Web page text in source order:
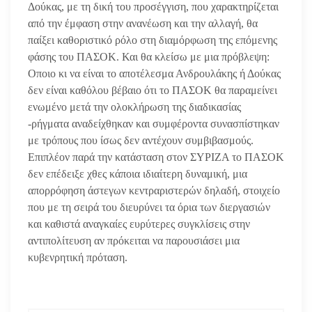
Δούκας, με τη δική του προσέγγιση, που χαρακτηρίζεται
από την έμφαση στην ανανέωση και την αλλαγή, θα
παίξει καθοριστικό ρόλο στη διαμόρφωση της επόμενης
φάσης του ΠΑΣΟΚ. Και θα κλείσω με μια πρόβλεψη:
Οποιο κι να είναι το αποτέλεσμα Ανδρουλάκης ή Δούκας
δεν είναι καθόλου βέβαιο ότι το ΠΑΣΟΚ θα παραμείνει
ενωμένο μετά την ολοκλήρωση της διαδικασίας
-ρήγματα αναδείχθηκαν και συμφέροντα συνασπίστηκαν
με τρόπους που ίσως δεν αντέχουν συμβιβασμούς.
Επιπλέον παρά την κατάσταση στον ΣΥΡΙΖΑ το ΠΑΣΟΚ
δεν επέδειξε χθες κάποια ιδιαίτερη δυναμική, μια
απορρόφηση άστεγων κεντραριστερών δηλαδή, στοιχείο
που με τη σειρά του διευρύνει τα όρια των διεργασιών
και καθιστά αναγκαίες ευρύτερες συγκλίσεις στην
αντιπολίτευση αν πρόκειται να παρουσιάσει μια
κυβενρητική πρόταση.